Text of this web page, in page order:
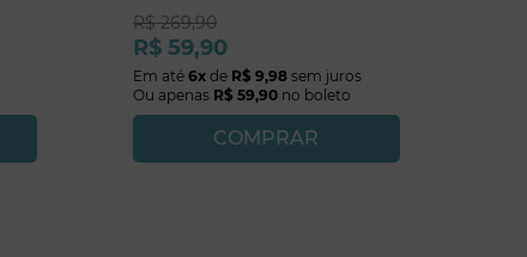
R$ 269,90
R$ 59,90
Em até 6xde R$ 9,98sem juros
Ou apenas R$ 59,90no boleto
COMPRAR